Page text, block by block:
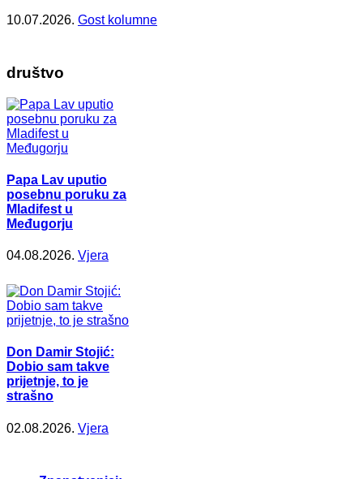
10.07.2026. Gost kolumne
društvo
Papa Lav uputio
posebnu poruku za
Mladifest u
Međugorju
04.08.2026. Vjera
Don Damir Stojić:
Dobio sam takve
prijetnje, to je
strašno
02.08.2026. Vjera